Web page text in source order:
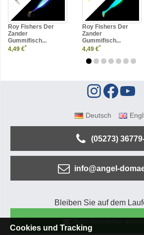
Roy Fishers Der
Zander
Gummifisch...
4,49 €*
Roy Fishers Der
Zander
Gummifisch...
4,49 €*
Deutsch
(05273)
info@angel-
Bleiben Sie auf dem
Cookies und Tracking